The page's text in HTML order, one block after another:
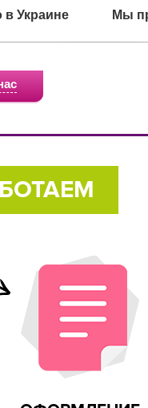
Украине Мы
сырье